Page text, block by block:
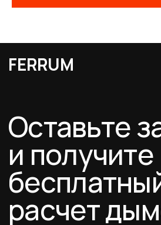
Покупателям
Услуги
Схемы дымоходов